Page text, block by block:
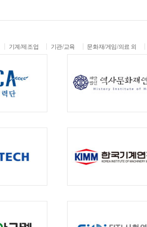
기계/제조업 기관/교육 문화재/게임/의료 외